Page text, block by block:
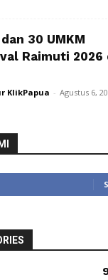
30 UMKM
Raimuti 2026
KlikPapua - Agustus 6,